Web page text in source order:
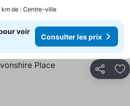
km de : Centre-ville
voir
Consulter les prix
Partager